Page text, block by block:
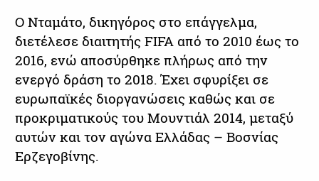
Ο Νταμάτο, δικηγόρος στο επάγγελμα,
διετέλεσε διαιτητής FIFA από το 2010 έως το
2016, ενώ αποσύρθηκε πλήρως από την
ενεργό δράση το 2018. Έχει σφυρίξει σε
ευρωπαϊκές διοργανώσεις καθώς και σε
προκριματικούς του Μουντιάλ 2014, μεταξύ
αυτών και τον αγώνα Ελλάδας – Βοσνίας
Ερζεγοβίνης.